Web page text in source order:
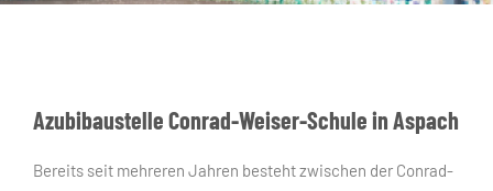
Azubibaustelle Conrad-Weiser-Schule in Aspach
Bereits seit mehreren Jahren besteht zwischen der Conrad-